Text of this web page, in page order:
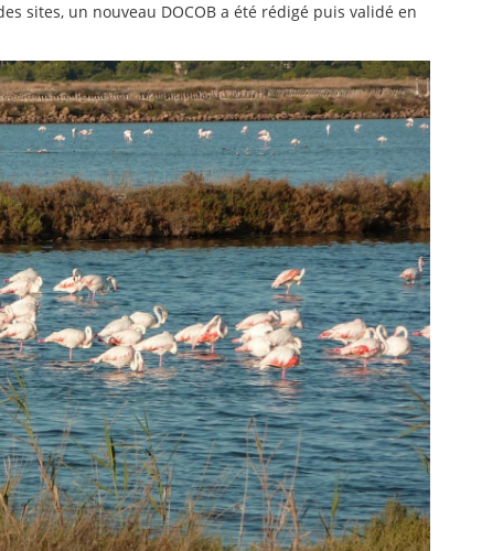
sites, un nouveau DOCOB a été rédigé puis validé en